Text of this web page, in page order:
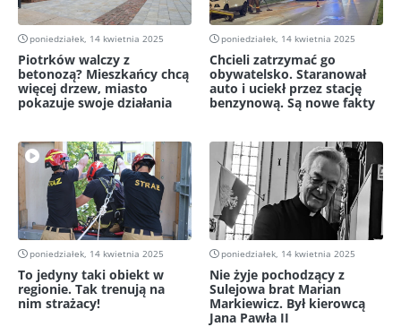
poniedziałek, 14 kwietnia 2025
Piotrków walczy z
betonozą? Mieszkańcy chcą
więcej drzew, miasto
pokazuje swoje działania
poniedziałek, 14 kwietnia 2025
Chcieli zatrzymać go
obywatelsko. Staranował
auto i uciekł przez stację
benzynową. Są nowe fakty
poniedziałek, 14 kwietnia 2025
To jedyny taki obiekt w
regionie. Tak trenują na
nim strażacy!
poniedziałek, 14 kwietnia 2025
Nie żyje pochodzący z
Sulejowa brat Marian
Markiewicz. Był kierowcą
Jana Pawła II